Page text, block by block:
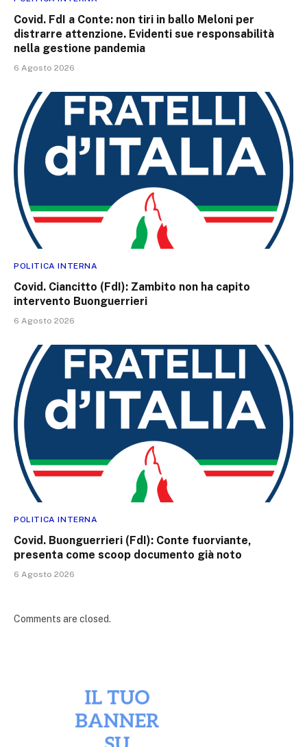
Covid. FdI a Conte: non tiri in ballo Meloni per
distrarre attenzione. Evidenti sue responsabilità
nella gestione pandemia
6 Agosto 2026
POLITICA INTERNA
Covid. Ciancitto (FdI): Zambito non ha capito
intervento Buonguerrieri
6 Agosto 2026
POLITICA INTERNA
Covid. Buonguerrieri (FdI): Conte fuorviante,
presenta come scoop documento già noto
6 Agosto 2026
Comments are closed.